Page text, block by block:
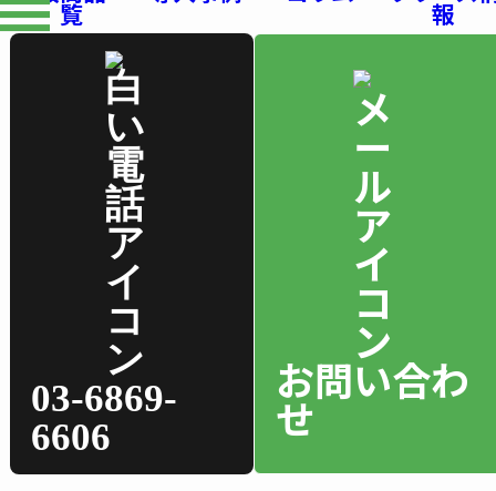
覧 報
03-6869-
6606
お問い合わ
せ